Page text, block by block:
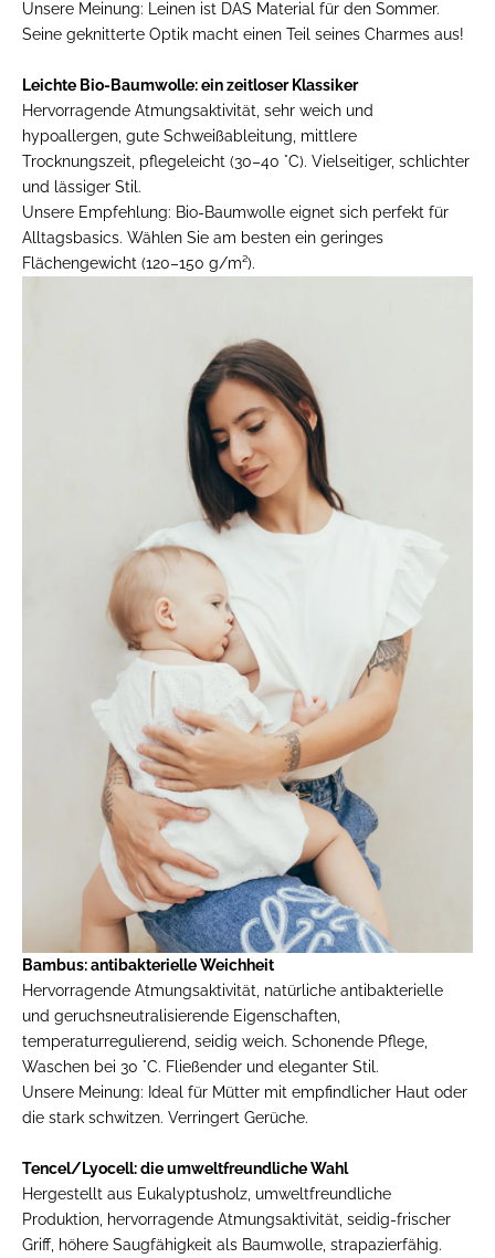
Unsere Meinung: Leinen ist DAS Material für den Sommer.
Seine geknitterte Optik macht einen Teil seines Charmes aus!
Leichte Bio-Baumwolle: ein zeitloser Klassiker
Hervorragende Atmungsaktivität, sehr weich und
hypoallergen, gute Schweißableitung, mittlere
Trocknungszeit, pflegeleicht (30–40 °C). Vielseitiger, schlichter
und lässiger Stil.
Unsere Empfehlung: Bio-Baumwolle eignet sich perfekt für
Alltagsbasics. Wählen Sie am besten ein geringes
Flächengewicht (120–150 g/m²).
Bambus: antibakterielle Weichheit
Hervorragende Atmungsaktivität, natürliche antibakterielle
und geruchsneutralisierende Eigenschaften,
temperaturregulierend, seidig weich. Schonende Pflege,
Waschen bei 30 °C. Fließender und eleganter Stil.
Unsere Meinung: Ideal für Mütter mit empfindlicher Haut oder
die stark schwitzen. Verringert Gerüche.
Tencel/Lyocell: die umweltfreundliche Wahl
Hergestellt aus Eukalyptusholz, umweltfreundliche
Produktion, hervorragende Atmungsaktivität, seidig-frischer
Griff, höhere Saugfähigkeit als Baumwolle, strapazierfähig.